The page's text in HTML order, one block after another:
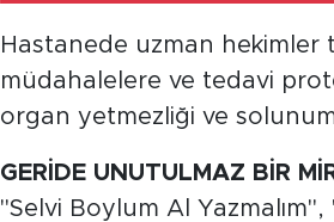
Hastanede uzman
müdahalelere ve tedavi
organ yetmezliği ve
GERİDE UNUTULMAZ BİR
"Selvi Boylum Al